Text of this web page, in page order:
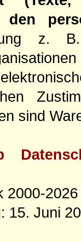
z.
sind
2000-2026
15. Juni